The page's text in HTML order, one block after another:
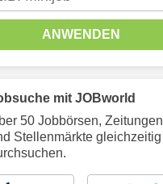
ANWENDEN
mit JOBworld
50 Jobbörsen, Zeitungen
Stellenmärkte gleichzeitig